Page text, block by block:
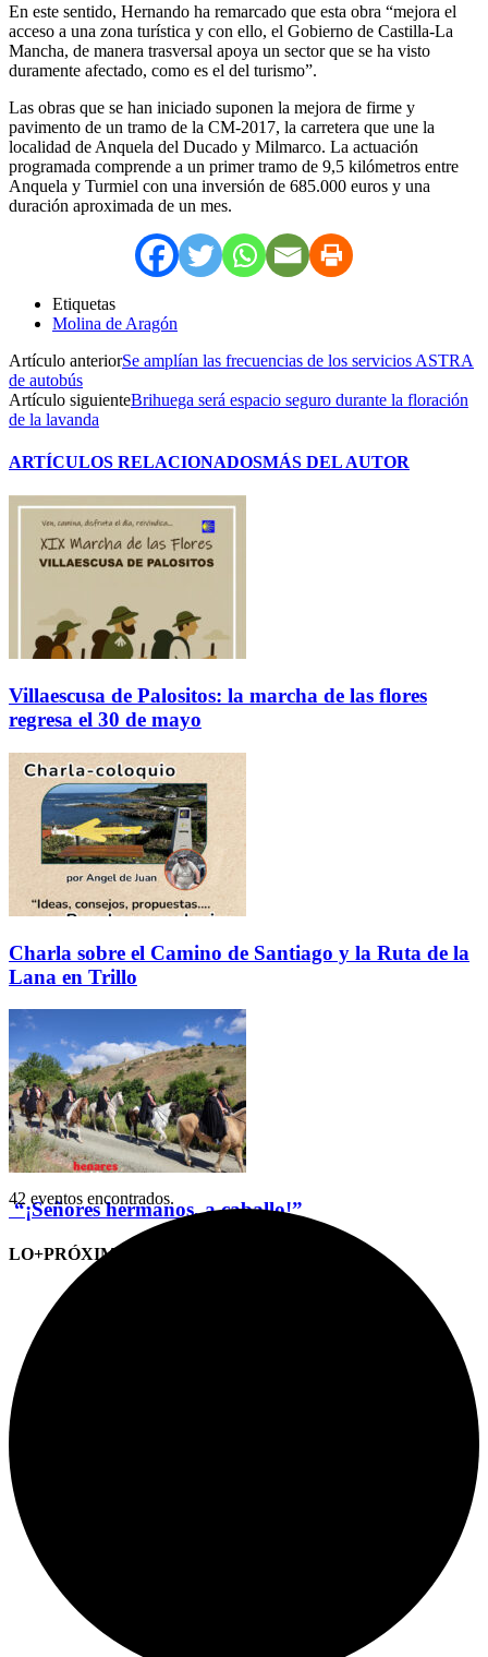
En este sentido, Hernando ha remarcado que esta obra “mejora el
acceso a una zona turística y con ello, el Gobierno de Castilla-La
Mancha, de manera trasversal apoya un sector que se ha visto
duramente afectado, como es el del turismo”.
Las obras que se han iniciado suponen la mejora de firme y
pavimento de un tramo de la CM-2017, la carretera que une la
localidad de Anquela del Ducado y Milmarco. La actuación
programada comprende a un primer tramo de 9,5 kilómetros entre
Anquela y Turmiel con una inversión de 685.000 euros y una
duración aproximada de un mes.
Etiquetas
Molina de Aragón
Artículo anteriorSe amplían las frecuencias de los servicios ASTRA
de autobús
Artículo siguienteBrihuega será espacio seguro durante la floración
de la lavanda
ARTÍCULOS RELACIONADOSMÁS DEL AUTOR
Villaescusa de Palositos: la marcha de las flores
regresa el 30 de mayo
Charla sobre el Camino de Santiago y la Ruta de la
Lana en Trillo
“¡Señores hermanos, a caballo!”
LO+PRÓXIMO (CITAS)
42 eventos encontrados.